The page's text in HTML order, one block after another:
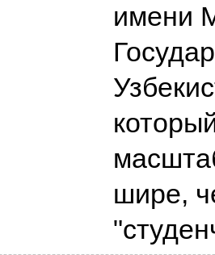
имени
шире,